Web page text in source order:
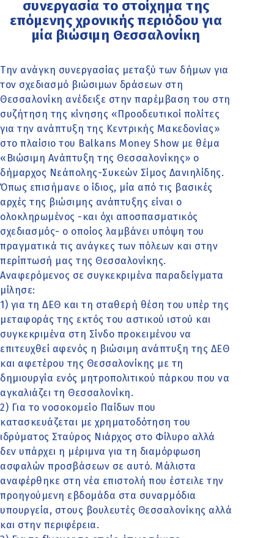
συνεργασία το στοίχημα της
επόμενης χρονικής περιόδου για
μία βιώσιμη Θεσσαλονίκη
Την ανάγκη συνεργασίας μεταξύ των δήμων για
τον σχεδιασμό βιώσιμων δράσεων στη
Θεσσαλονίκη ανέδειξε στην παρέμβαση του στη
συζήτηση της κίνησης «Προοδευτικοί πολίτες
για την ανάπτυξη της Κεντρικής Μακεδονίας»
στο πλαίσιο του Balkans Money Show με θέμα
«Βιώσιμη Ανάπτυξη της Θεσσαλονίκης» ο
δήμαρχος Νεάπολης-Συκεών Σίμος Δανιηλίδης.
Όπως επισήμανε ο ίδιος, μία από τις βασικές
αρχές της βιώσιμης ανάπτυξης είναι ο
ολοκληρωμένος -και όχι αποσπασματικός
σχεδιασμός- ο οποίος λαμβάνει υπόψη του
πραγματικά τις ανάγκες των πόλεων και στην
περίπτωσή μας της Θεσσαλονίκης.
Αναφερόμενος σε συγκεκριμένα παραδείγματα
μίλησε:
1) για τη ΔΕΘ και τη σταθερή θέση του υπέρ της
μεταφοράς της εκτός του αστικού ιστού και
συγκεκριμένα στη Σίνδο προκειμένου να
επιτευχθεί αφενός η βιώσιμη ανάπτυξη της ΔΕΘ
και αφετέρου της Θεσσαλονίκης με τη
δημιουργία ενός μητροπολιτικού πάρκου που να
αγκαλιάζει τη Θεσσαλονίκη.
2) Για το νοσοκομείο Παίδων που
κατασκευάζεται με χρηματοδότηση του
ιδρύματος Σταύρος Νιάρχος στο Φίλυρο αλλά
δεν υπάρχει η μέριμνα για τη διαμόρφωση
ασφαλών προσβάσεων σε αυτό. Μάλιστα
αναφέρθηκε στη νέα επιστολή που έστειλε την
προηγούμενη εβδομάδα στα συναρμόδια
υπουργεία, στους βουλευτές Θεσσαλονίκης αλλά
και στην περιφέρεια.